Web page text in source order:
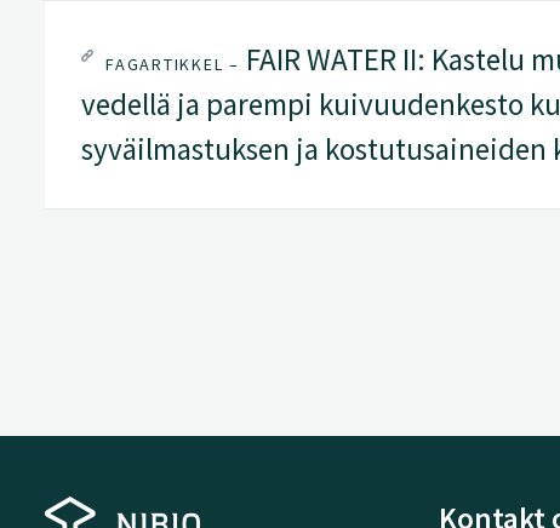
FAGARTIKKEL – FAIR WATER II:
vedellä ja parempi kuivuudenkesto
syväilmastuksen ja kostutusaineiden
Kontakt